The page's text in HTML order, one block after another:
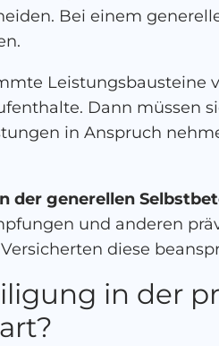
Bei einem
Leistungsbausteine
Dann müssen
in Anspruch
der generellen
und anderen
diese
in der